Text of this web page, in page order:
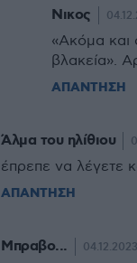
Νικος
«Ακόμα και
βλακεία».
ΑΠΑΝΤΗΣΗ
Άλμα του ηλίθιου
έπρεπε να λέγετε
ΑΠΑΝΤΗΣΗ
Μπραβο...